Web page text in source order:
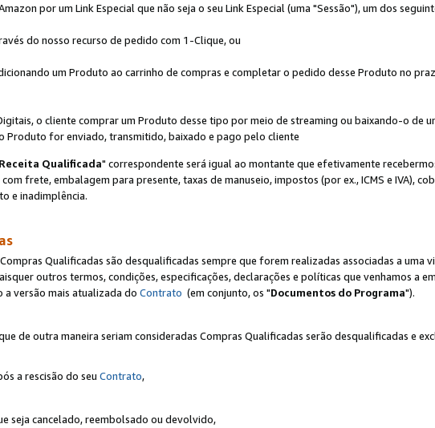
por um Link Especial que não seja o seu Link Especial (uma "Sessão"), um dos
do nosso recurso de pedido com 1-Clique, ou
um Produto ao carrinho de compras e completar o pedido desse Produto no
o cliente comprar um Produto desse tipo por meio de streaming ou baixando-o de
Produto for enviado, transmitido, baixado e pago pelo cliente
Receita Qualificada" correspondente será igual ao montante que efetivamente
frete, embalagem para presente, taxas de manuseio, impostos (por ex., ICMS e IVA),
e inadimplência.
Qualificadas são desqualificadas sempre que forem realizadas associadas a uma
outros termos, condições, especificações, declarações e políticas que venhamos a
a versão mais atualizada do Contrato (em conjunto, os "Documentos do Programa").
de outra maneira seriam consideradas Compras Qualificadas serão desqualificadas e
a rescisão do seu Contrato,
seja cancelado, reembolsado ou devolvido,